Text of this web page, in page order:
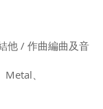
他 / 作曲編曲及音
、